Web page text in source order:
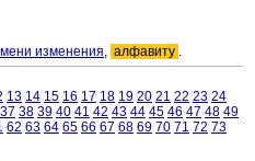
изменения, алфавиту .
13 14 15 16 17 18 19 20 21 22 23 24
37 38 39 40 41 42 43 44 45 46 47 48 49
62 63 64 65 66 67 68 69 70 71 72 73